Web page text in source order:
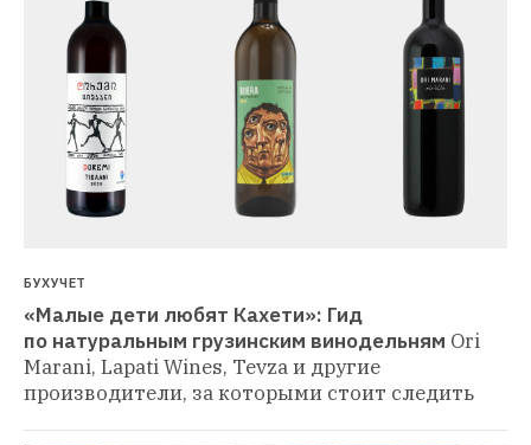
БУХУЧЕТ
«Малые дети любят Кахети»: Гид
по натуральным грузинским винодельням Ori
Marani, Lapati Wines, Tevza и другие
производители, за которыми стоит следить